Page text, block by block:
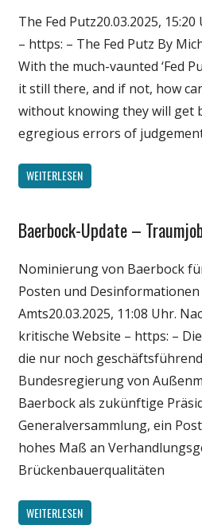
Politik
Wirtschaft
Wissenschaft
The Fed Putz20.03.2025,
– https: – The Fed Putz By
With the much-vaunted ‘Fed
it still there, and if not, how
without knowing they will get
egregious errors of
WEITERLESEN
Gesellschaft
Politik
Wirtschaft
Wissenschaft
Baerbock-Update –
Nominierung von Baerbock
Posten und
Amts20.03.2025, 11:08 Uhr.
kritische Website – https: –
die nur noch
Bundesregierung von
Baerbock als zukünftige
Generalversammlung, ein
hohes Maß an
Brückenbauerqualitäten
WEITERLESEN